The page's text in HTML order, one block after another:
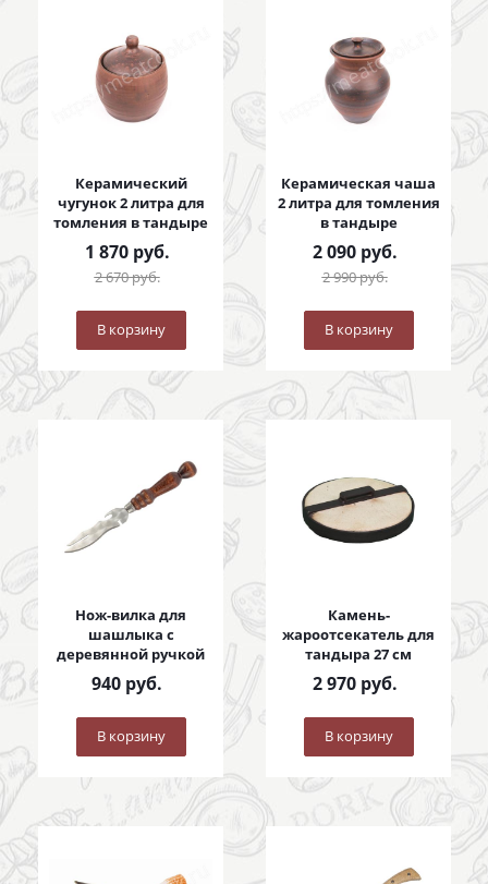
Керамический
чугунок 2 литра для
томления в тандыре
1 870руб.
2 670руб.
В корзину
Керамическая чаша
2 литра для томления
в тандыре
2 090руб.
2 990руб.
В корзину
Нож-вилка для
шашлыка с
деревянной ручкой
940 руб.
В корзину
Камень-
жароотсекатель для
тандыра 27 см
2 970руб.
В корзину